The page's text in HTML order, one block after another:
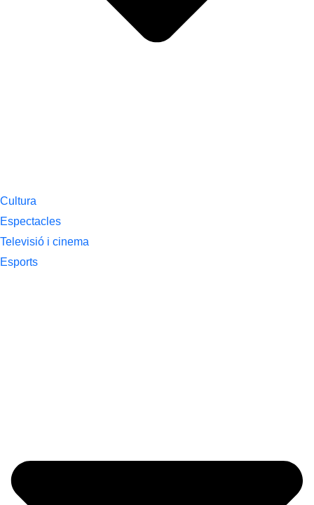
Cultura
Espectacles
Televisió i cinema
Esports